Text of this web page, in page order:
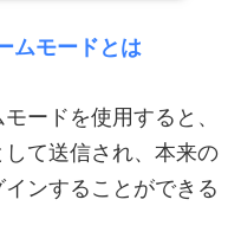
ムモードとは
ードを使用すると、
て送信され、本来の
ンすることができる